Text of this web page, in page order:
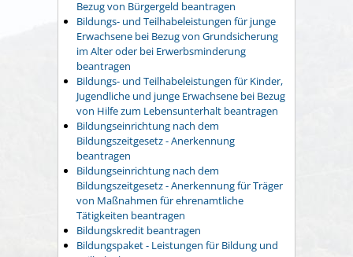
Bezug von Bürgergeld beantragen
Bildungs- und Teilhabeleistungen für junge
Erwachsene bei Bezug von Grundsicherung
im Alter oder bei Erwerbsminderung
beantragen
Bildungs- und Teilhabeleistungen für Kinder,
Jugendliche und junge Erwachsene bei Bezug
von Hilfe zum Lebensunterhalt beantragen
Bildungseinrichtung nach dem
Bildungszeitgesetz - Anerkennung
beantragen
Bildungseinrichtung nach dem
Bildungszeitgesetz - Anerkennung für Träger
von Maßnahmen für ehrenamtliche
Tätigkeiten beantragen
Bildungskredit beantragen
Bildungspaket - Leistungen für Bildung und